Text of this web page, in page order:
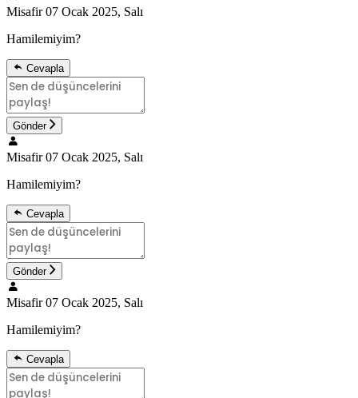
Misafir 07 Ocak 2025, Salı
Hamilemiyim?
Cevapla
Gönder
Misafir 07 Ocak 2025, Salı
Hamilemiyim?
Cevapla
Gönder
Misafir 07 Ocak 2025, Salı
Hamilemiyim?
Cevapla